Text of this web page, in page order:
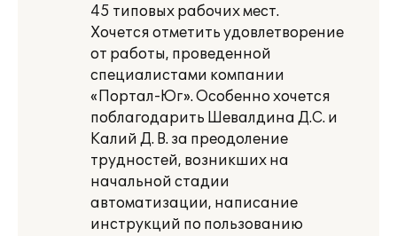
45 типовых рабочих мест.
Хочется отметить удовлетворение
от работы, проведенной
специалистами компании
«Портал-Юг». Особенно хочется
поблагодарить Шевалдина Д.С. и
Калий Д. В. за преодоление
трудностей, возникших на
начальной стадии
автоматизации, написание
инструкций по пользованию